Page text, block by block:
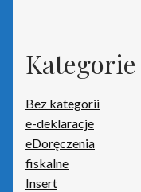
Kategorie
Bez kategorii
e-deklaracje
eDoręczenia
fiskalne
Insert